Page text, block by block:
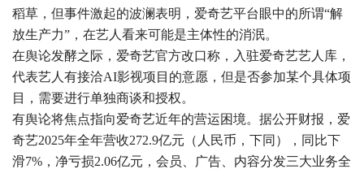
稻草，但事件激起的波澜表明，爱奇艺平台眼中的所谓“解
放生产力”，在艺人看来可能是主体性的消泯。
在舆论发酵之际，爱奇艺官方改口称，入驻爱奇艺艺人库，
代表艺人有接洽AI影视项目的意愿，但是否参加某个具体项
目，需要进行单独商谈和授权。
有舆论将焦点指向爱奇艺近年的营运困境。据公开财报，爱
奇艺2025年全年营收272.9亿元（人民币，下同），同比下
滑7%，净亏损2.06亿元，会员、广告、内容分发三大业务全